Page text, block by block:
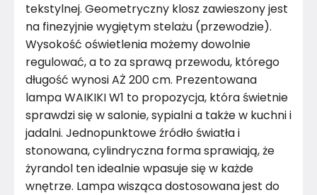
Ilość źródeł światła
Żarówka w komplecie
Materiał
Kolor Brązy
Marka LYSNE.PL
Montaż Złożony
tekstylnej. Geometryczny klosz zawieszony jest
na finezyjnie wygiętym stelażu (przewodzie).
Wysokość oświetlenia możemy dowolnie
regulować, a to za sprawą przewodu, którego
długość wynosi AŻ 200 cm. Prezentowana
lampa WAIKIKI W1 to propozycja, która świetnie
sprawdzi się w salonie, sypialni a także w kuchni i
jadalni. Jednopunktowe źródło światła i
stonowana, cylindryczna forma sprawiają, że
żyrandol ten idealnie wpasuje się w każde
wnętrze. Lampa wisząca dostosowana jest do